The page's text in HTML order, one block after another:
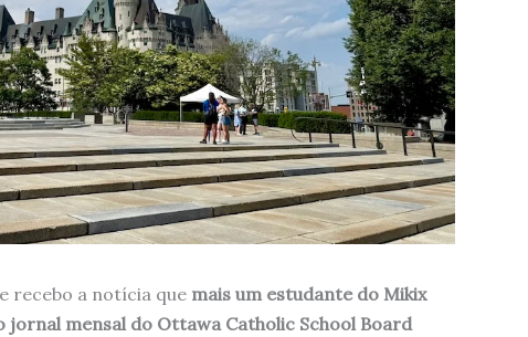
recebo a notícia que mais um estudante do Mikix
mensal do Ottawa Catholic School Board